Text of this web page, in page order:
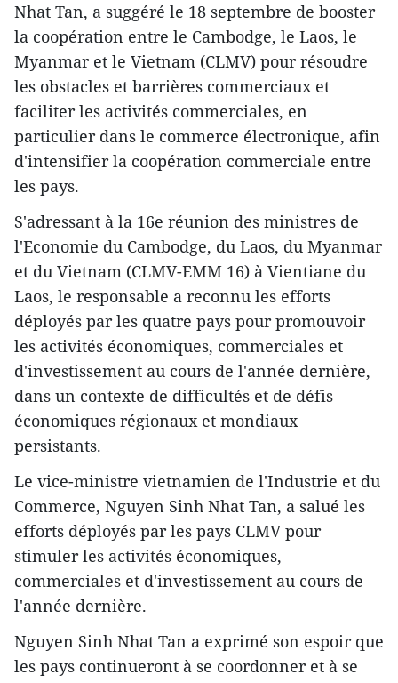
Nhat Tan, a suggéré le 18 septembre de booster
la coopération entre le Cambodge, le Laos, le
Myanmar et le Vietnam (CLMV) pour résoudre
les obstacles et barrières commerciaux et
faciliter les activités commerciales, en
particulier dans le commerce électronique, afin
d'intensifier la coopération commerciale entre
les pays.
S'adressant à la 16e réunion des ministres de
l'Economie du Cambodge, du Laos, du Myanmar
et du Vietnam (CLMV-EMM 16) à Vientiane du
Laos, le responsable a reconnu les efforts
déployés par les quatre pays pour promouvoir
les activités économiques, commerciales et
d'investissement au cours de l'année dernière,
dans un contexte de difficultés et de défis
économiques régionaux et mondiaux
persistants.
Le vice-ministre vietnamien de l'Industrie et du
Commerce, Nguyen Sinh Nhat Tan, a salué les
efforts déployés par les pays CLMV pour
stimuler les activités économiques,
commerciales et d'investissement au cours de
l'année dernière.
Nguyen Sinh Nhat Tan a exprimé son espoir que
les pays continueront à se coordonner et à se